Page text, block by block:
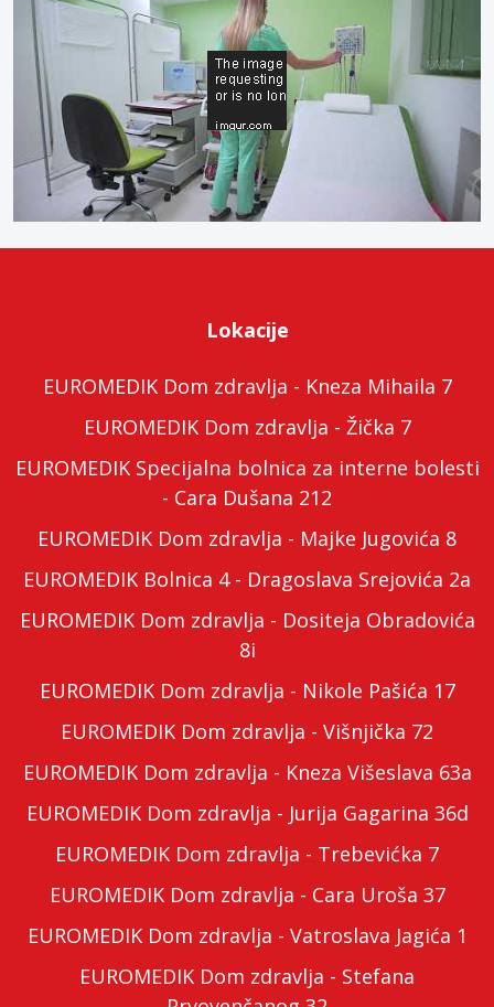
Lokacije
EUROMEDIK Dom zdravlja - Kneza Mihaila 7
EUROMEDIK Dom zdravlja - Žička 7
EUROMEDIK Specijalna bolnica za interne bolesti
- Cara Dušana 212
EUROMEDIK Dom zdravlja - Majke Jugovića 8
EUROMEDIK Bolnica 4 - Dragoslava Srejovića 2a
EUROMEDIK Dom zdravlja - Dositeja Obradovića
8i
EUROMEDIK Dom zdravlja - Nikole Pašića 17
EUROMEDIK Dom zdravlja - Višnjička 72
EUROMEDIK Dom zdravlja - Kneza Višeslava 63a
EUROMEDIK Dom zdravlja - Jurija Gagarina 36d
EUROMEDIK Dom zdravlja - Trebevićka 7
EUROMEDIK Dom zdravlja - Cara Uroša 37
EUROMEDIK Dom zdravlja - Vatroslava Jagića 1
EUROMEDIK Dom zdravlja - Stefana